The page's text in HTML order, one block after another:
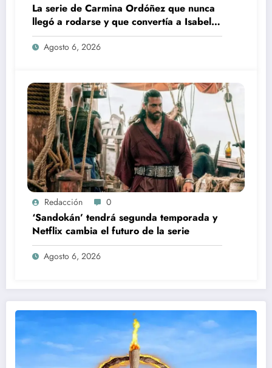
La serie de Carmina Ordóñez que nunca
llegó a rodarse y que convertía a Isabel
Pantoja en la gran antagonista
Agosto 6, 2026
Redacción 0
‘Sandokán’ tendrá segunda temporada y
Netflix cambia el futuro de la serie
Agosto 6, 2026